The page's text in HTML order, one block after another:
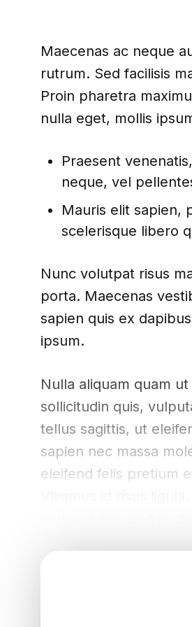
Maecenas ac neque
rutrum. Sed facilisis
Proin pharetra
nulla eget, mollis
Praesent
neque, vel
Mauris elit sapien,
scelerisque libero
Nunc volutpat risus
porta. Maecenas
sapien quis ex
ipsum.
Nulla aliquam quam
sollicitudin quis,
tellus sagittis, ut
sapien nec massa
eleifend felis pretium